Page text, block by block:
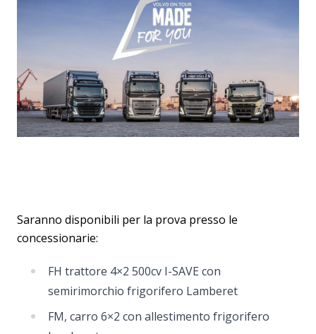
Saranno disponibili per la prova presso le
concessionarie:
FH trattore 4×2 500cv I-SAVE con
semirimorchio frigorifero Lamberet
FM, carro 6×2 con allestimento frigorifero